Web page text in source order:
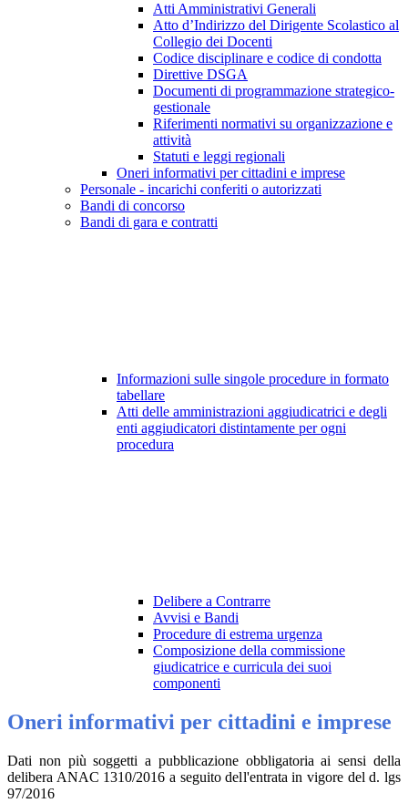
Atti Amministrativi Generali
Atto d’Indirizzo del Dirigente Scolastico al
Collegio dei Docenti
Codice disciplinare e codice di condotta
Direttive DSGA
Documenti di programmazione strategico-
gestionale
Riferimenti normativi su organizzazione e
attività
Statuti e leggi regionali
Oneri informativi per cittadini e imprese
Personale - incarichi conferiti o autorizzati
Bandi di concorso
Bandi di gara e contratti
Informazioni sulle singole procedure in formato
tabellare
Atti delle amministrazioni aggiudicatrici e degli
enti aggiudicatori distintamente per ogni
procedura
Delibere a Contrarre
Avvisi e Bandi
Procedure di estrema urgenza
Composizione della commissione
giudicatrice e curricula dei suoi
componenti
Oneri informativi per cittadini e imprese
Dati non più soggetti a pubblicazione obbligatoria ai sensi della
delibera ANAC 1310/2016 a seguito dell'entrata in vigore del d. lgs
97/2016